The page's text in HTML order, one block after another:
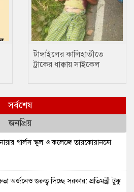
টাঙ্গাইলের কালিহাতীতে
ট্রাকের ধাক্কায় সাইকেল
সর্বশেষ
জনপ্রিয়
গার্লস স্কুল ও কলেজে তায়কোয়ানডো
অর্জনেও গুরুত্ব দিচ্ছে সরকার: প্রতিমন্ত্রী টুকু